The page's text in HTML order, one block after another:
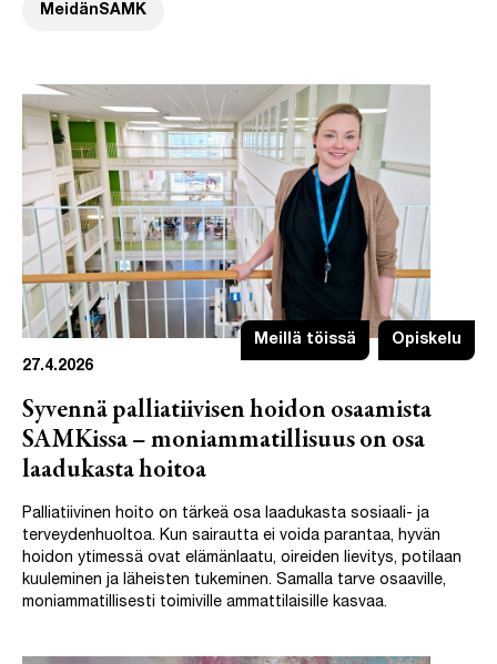
MeidänSAMK
Meillä töissä
Opiskelu
27.4.2026
Syvennä palliatiivisen hoidon osaamista
SAMKissa – moniammatillisuus on osa
laadukasta hoitoa
Palliatiivinen hoito on tärkeä osa laadukasta sosiaali- ja
terveydenhuoltoa. Kun sairautta ei voida parantaa, hyvän
hoidon ytimessä ovat elämänlaatu, oireiden lievitys, potilaan
kuuleminen ja läheisten tukeminen. Samalla tarve osaaville,
moniammatillisesti toimiville ammattilaisille kasvaa.